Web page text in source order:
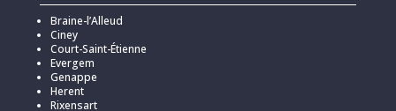
Braine-l’Alleud
Ciney
Court-Saint-Étienne
Evergem
Genappe
Herent
Rixensart